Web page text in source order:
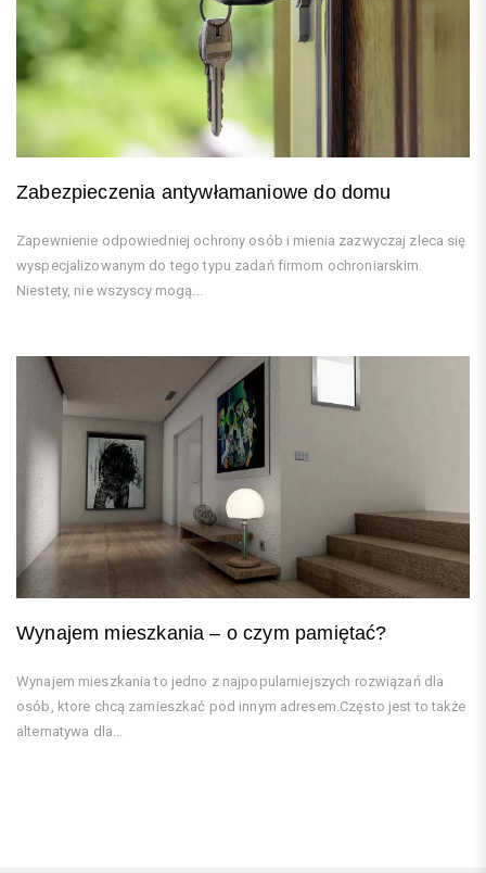
Zabezpieczenia antywłamaniowe do domu
Zapewnienie odpowiedniej ochrony osób i mienia zazwyczaj zleca się
wyspecjalizowanym do tego typu zadań firmom ochroniarskim.
Niestety, nie wszyscy mogą...
Wynajem mieszkania – o czym pamiętać?
Wynajem mieszkania to jedno z najpopularniejszych rozwiązań dla
osób, ktore chcą zamieszkać pod innym adresem.Często jest to także
alternatywa dla...